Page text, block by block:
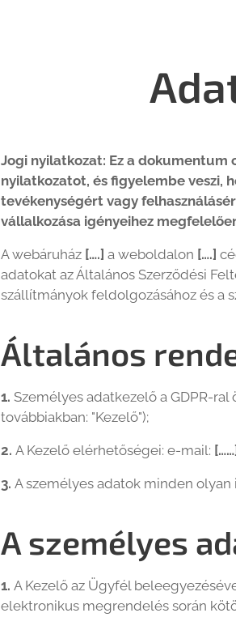
Jogi nyilatkozat: Ez a dokumentum
nyilatkozatot, és figyelembe veszi,
tevékenységért vagy
vállalkozása igényeihez
A webáruház [….] a weboldalon [….]
adatokat az Általános Szerződési
szállítmányok feldolgozásához és a
Általános
1. Személyes adatkezelő a GDPR-
továbbiakban: "Kezelő");
2. A Kezelő elérhetőségei: e-mail: [……]
3. A személyes adatok minden
A személyes
1. A Kezelő az Ügyfél
elektronikus megrendelés során